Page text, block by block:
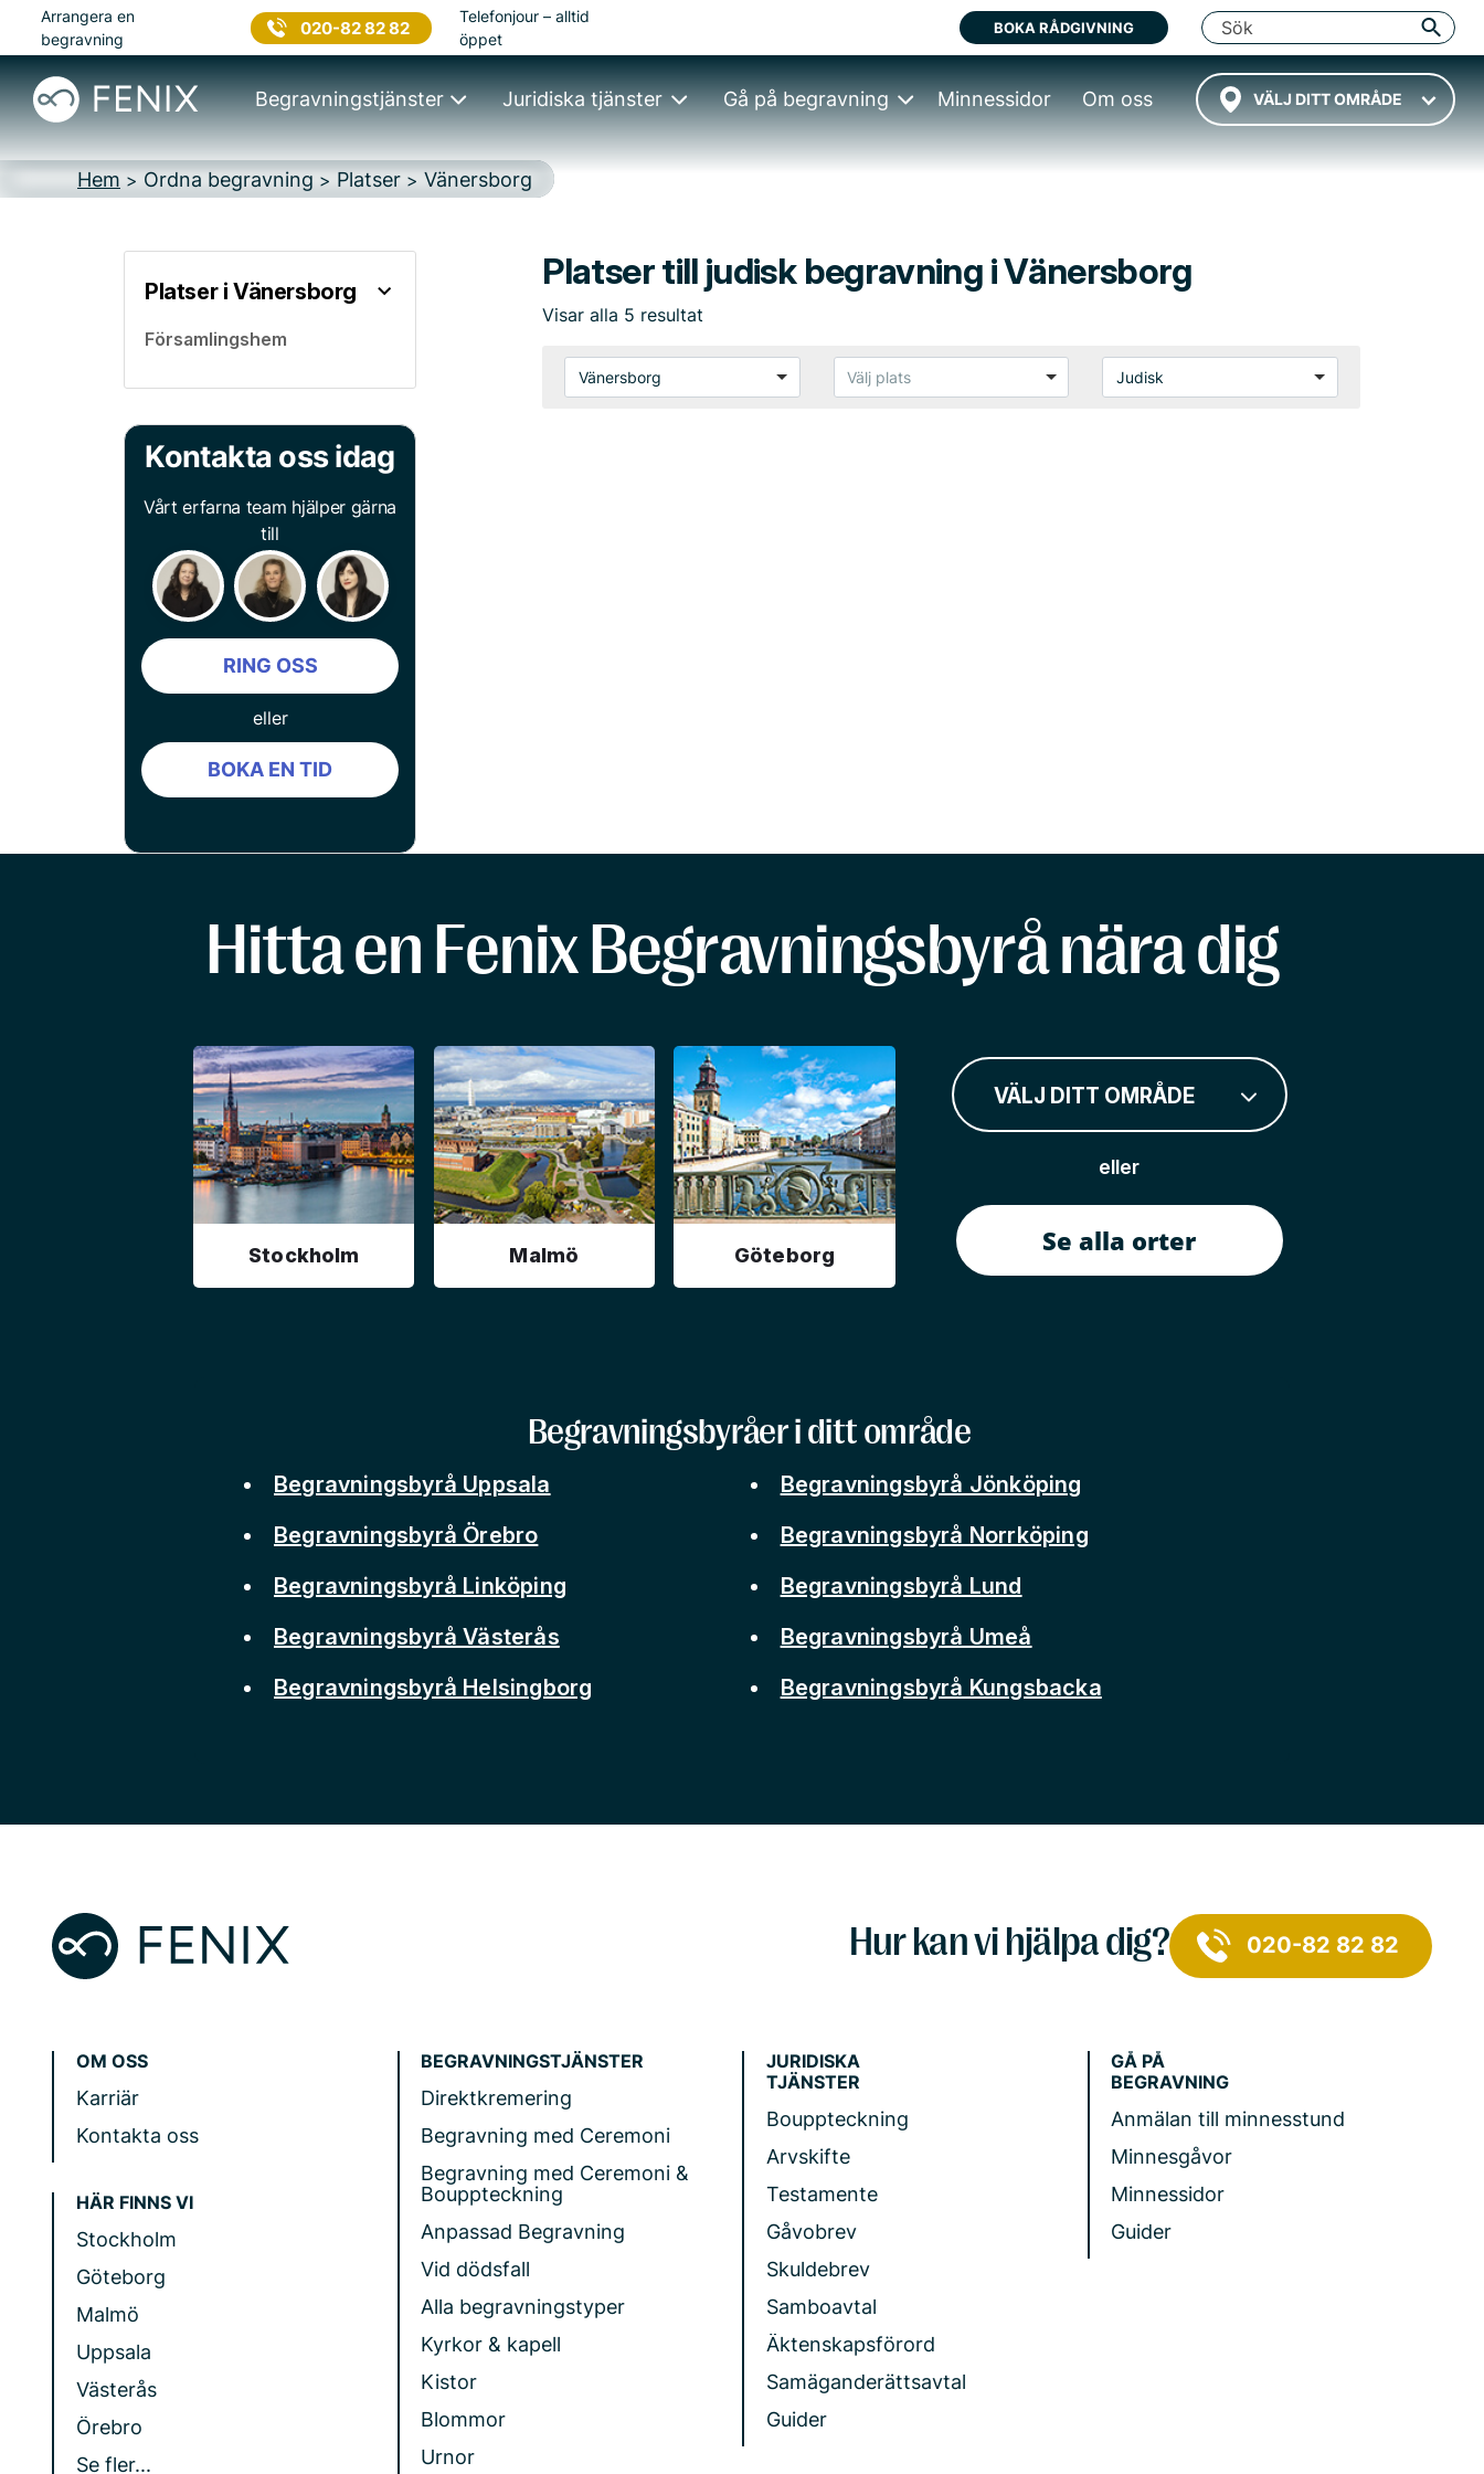
Arrangera en
begravning
020-82 82 82
Telefonjour – alltid
öppet
BOKA RÅDGIVNING
VÄLJ DITT OMRÅDE
Begravningstjänster Juridiska tjänster Gå på begravning Minnessidor Om oss
Hem > Ordna begravning > Platser > Vänersborg
Platser i Vänersborg
Församlingshem
Kontakta oss idag
Vårt erfarna team hjälper gärna
till
RING OSS
eller
BOKA EN TID
Platser till judisk begravning i Vänersborg
Visar alla 5 resultat
Vänersborg Välj plats Judisk
Hitta en Fenix Begravningsbyrå nära dig
Stockholm Malmö Göteborg
VÄLJ DITT OMRÅDE
eller
Se alla orter
Begravningsbyråer i ditt område
Begravningsbyrå Uppsala
Begravningsbyrå Örebro
Begravningsbyrå Linköping
Begravningsbyrå Västerås
Begravningsbyrå Helsingborg
Begravningsbyrå Jönköping
Begravningsbyrå Norrköping
Begravningsbyrå Lund
Begravningsbyrå Umeå
Begravningsbyrå Kungsbacka
Hur kan vi hjälpa dig? 020-82 82 82
OM OSS
Karriär
Kontakta oss
HÄR FINNS VI
Stockholm
Göteborg
Malmö
Uppsala
Västerås
Örebro
Se fler...
BEGRAVNINGSTJÄNSTER
Direktkremering
Begravning med Ceremoni
Begravning med Ceremoni &
Bouppteckning
Anpassad Begravning
Vid dödsfall
Alla begravningstyper
Kyrkor & kapell
Kistor
Blommor
Urnor
JURIDISKA
TJÄNSTER
Bouppteckning
Arvskifte
Testamente
Gåvobrev
Skuldebrev
Samboavtal
Äktenskapsförord
Samäganderättsavtal
Guider
GÅ PÅ
BEGRAVNING
Anmälan till minnesstund
Minnesgåvor
Minnessidor
Guider